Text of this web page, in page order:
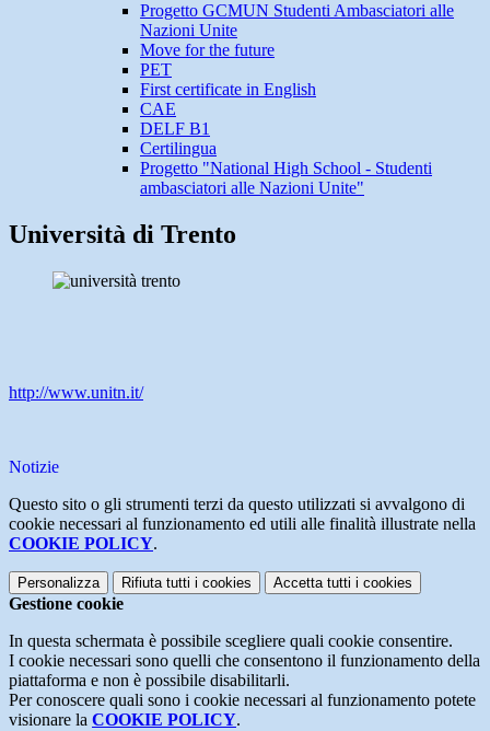
Progetto GCMUN Studenti Ambasciatori alle
Nazioni Unite
Move for the future
PET
First certificate in English
CAE
DELF B1
Certilingua
Progetto "National High School - Studenti
ambasciatori alle Nazioni Unite"
Università di Trento
http://www.unitn.it/
Notizie
Questo sito o gli strumenti terzi da questo utilizzati si avvalgono di
cookie necessari al funzionamento ed utili alle finalità illustrate nella
COOKIE POLICY.
Personalizza Rifiuta tutti i cookies Accetta tutti i cookies
Gestione cookie
In questa schermata è possibile scegliere quali cookie consentire.
I cookie necessari sono quelli che consentono il funzionamento della
piattaforma e non è possibile disabilitarli.
Per conoscere quali sono i cookie necessari al funzionamento potete
visionare la COOKIE POLICY.